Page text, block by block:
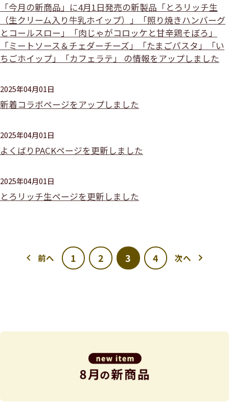
「今月の新商品」に4月1日発売の新製品「とろリッチ生
（生クリーム入り牛乳ホイップ）」「照り焼きハンバーグ
とコールスロー」「肉じゃがコロッケと甘辛鶏そぼろ」
「ミートソース＆チェダーチーズ」「たまごパスタ」「い
ちごホイップ」「カフェラテ」 の情報をアップしました
2025年04月01日
新着コラボページをアップしました
2025年04月01日
よくばりPACKページを更新しました
2025年04月01日
とろリッチ生ページを更新しました
前へ 1 2 3 4 次へ